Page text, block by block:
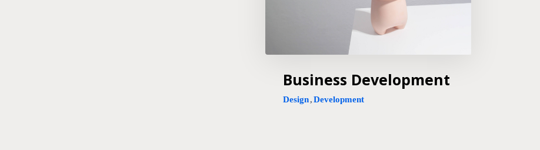
Business Development
Design,Development